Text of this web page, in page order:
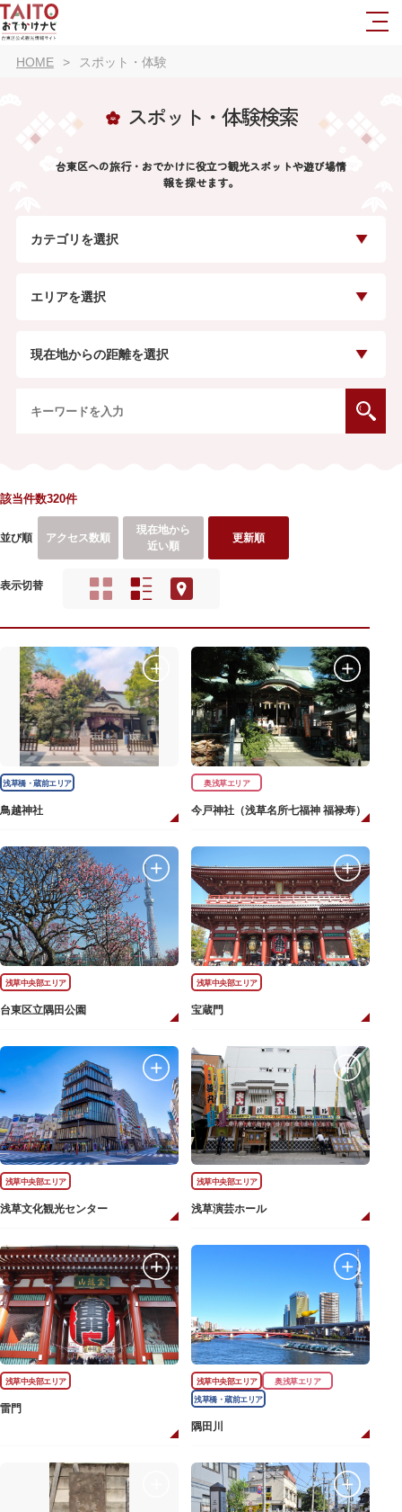
HOME スポット・体験
スポット・体験検索
台東区への旅行・おでかけに役立つ観光スポットや遊び場情
報を探せます。
カテゴリを選択
エリアを選択
現在地からの距離を選択
該当件数320件
並び順 アクセス数順
現在地から
近い順
更新順
表示切替
浅草橋・蔵前エリア
鳥越神社
奥浅草エリア
今戸神社（浅草名所七福神 福禄寿）
浅草中央部エリア
台東区立隅田公園
浅草中央部エリア
宝蔵門
浅草中央部エリア
浅草文化観光センター
浅草中央部エリア
浅草演芸ホール
浅草中央部エリア
雷門
浅草中央部エリア
奥浅草エリア
浅草橋・蔵前エリア
隅田川